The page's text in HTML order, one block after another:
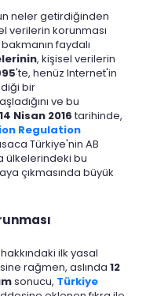
neler getirdiğinden
verilerin korunması
faydalı
, kişisel verilerin
'te, henüz Internet'in
bir
ve bu
14 Nisan 2016tarihinde,
Regulation
Türkiye'nin AB
ülkelerindeki bu
çıkmasında büyük
ilk yasal
rağmen, aslında 12
sonucu, Türkiye